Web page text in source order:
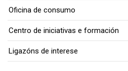
Oficina de consumo
Centro de iniciativas e formación
Ligazóns de interese